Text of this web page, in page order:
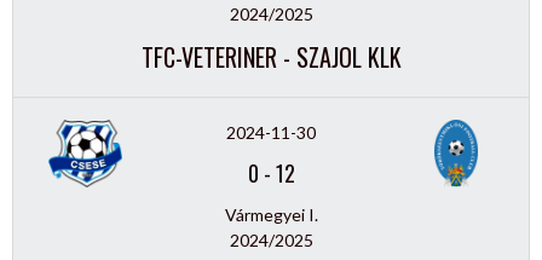
2024/2025
TFC-VETERINER - SZAJOL KLK
2024-11-30
0 -12
Vármegyei I.
2024/2025